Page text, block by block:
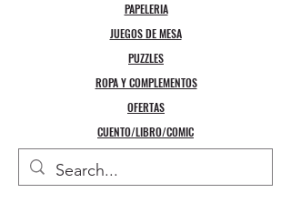
PAPELERIA
JUEGOS DE MESA
PUZZLES
ROPA Y COMPLEMENTOS
OFERTAS
CUENTO/LIBRO/COMIC